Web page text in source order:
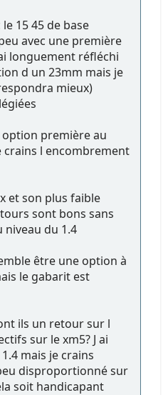
le 15 45 de base
avec une première
longuement réfléchi
d un 23mm mais je
mieux)
option première au
crains l encombrement
et son plus faible
sont bons sans
niveau du 1.4
être une option à
le gabarit est
ils un retour sur l
sur le xm5? J ai
mais je crains
disproportionné sur
soit handicapant